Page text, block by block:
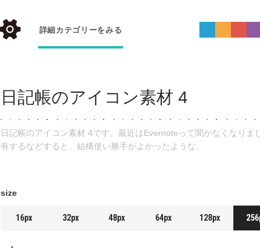
詳細カテゴリーをみる
日記帳のアイコン素材 4
日記帳のアイコン素材 4です。最近はEvernoteって聞かなくなりま
有するなどすると、結構使い勝手がよかったような。
size
16px 32px 48px 64px 128px